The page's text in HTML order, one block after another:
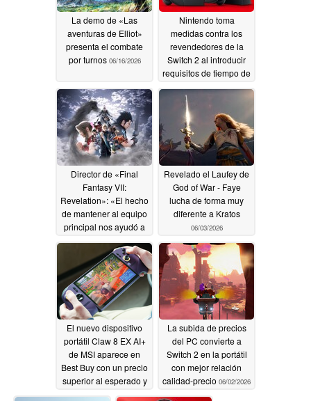
La demo de «Las
aventuras de Elliot»
presenta el combate
por turnos 06/16/2026
Nintendo toma
medidas contra los
revendedores de la
Switch 2 al introducir
requisitos de tiempo de
juego en Japón
Director de «Final
Fantasy VII:
Revelation»: «El hecho
de mantener al equipo
principal nos ayudó a
evitar los retrasos
propios de los ciclos
de desarrollo de los
títulos AAA actuales»
06/11/2026
Revelado el Laufey de
God of War - Faye
lucha de forma muy
diferente a Kratos
06/03/2026
El nuevo dispositivo
portátil Claw 8 EX AI+
de MSI aparece en
Best Buy con un precio
superior al esperado y
una unidad SSD de 1
La subida de precios
del PC convierte a
Switch 2 en la portátil
con mejor relación
calidad-precio 06/02/2026